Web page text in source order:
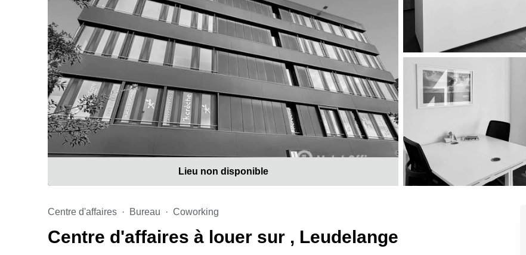
Lieu non disponible
Centre d'affaires Bureau Coworking
Centre d'affaires à louer sur , Leudelange